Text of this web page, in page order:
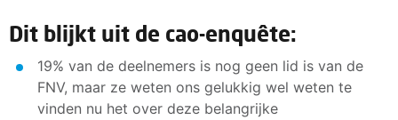
Dit blijkt uit de cao-enquête:
19% van de deelnemers is nog geen lid is van de
FNV, maar ze weten ons gelukkig wel weten te
vinden nu het over deze belangrijke